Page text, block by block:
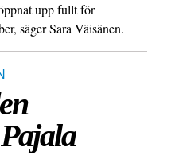
upp fullt för
säger Sara Väisänen.